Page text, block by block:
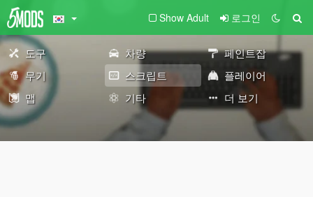
Show Adult 로그인
도구 차량
페인트잡
무기
스크립트
플레이어
맵
기타 더 보기